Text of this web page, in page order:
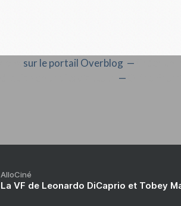
sur le portail Overblog
AlloCiné
La VF de Leonardo DiCaprio et Tobey